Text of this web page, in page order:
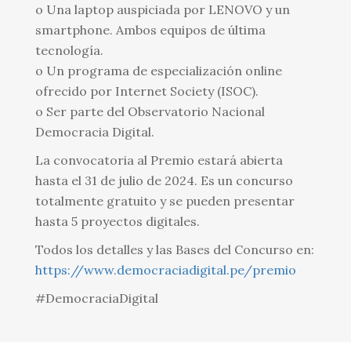
o Una laptop auspiciada por LENOVO y un
smartphone. Ambos equipos de última
tecnología.
o Un programa de especialización online
ofrecido por Internet Society (ISOC).
o Ser parte del Observatorio Nacional
Democracia Digital.
La convocatoria al Premio estará abierta
hasta el 31 de julio de 2024. Es un concurso
totalmente gratuito y se pueden presentar
hasta 5 proyectos digitales.
Todos los detalles y las Bases del Concurso en:
https://www.democraciadigital.pe/premio
#DemocraciaDigital